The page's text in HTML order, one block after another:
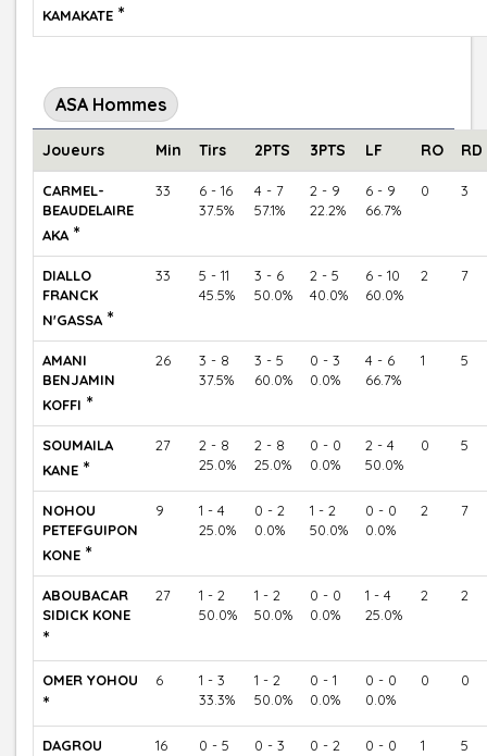
KAMAKATE *
ASA Hommes
Joueurs Min Tirs 2PTS 3PTS LF RO RD
CARMEL-
BEAUDELAIRE
AKA *
33
6 - 16
37.5%
4 - 7
57.1%
2 - 9
22.2%
6 - 9
66.7%
0 3
DIALLO
FRANCK
N'GASSA *
33
5 - 11
45.5%
3 - 6
50.0%
2 - 5
40.0%
6 - 10
60.0%
2 7
AMANI
BENJAMIN
KOFFI *
26
3 - 8
37.5%
3 - 5
60.0%
0 - 3
0.0%
4 - 6
66.7%
1 5
SOUMAILA
KANE *
27
2 - 8
25.0%
2 - 8
25.0%
0 - 0
0.0%
2 - 4
50.0%
0 5
NOHOU
PETEFGUIPON
KONE *
9
1 - 4
25.0%
0 - 2
0.0%
1 - 2
50.0%
0 - 0
0.0%
2 7
ABOUBACAR
SIDICK KONE
*
27
1 - 2
50.0%
1 - 2
50.0%
0 - 0
0.0%
1 - 4
25.0%
2 2
OMER YOHOU
*
6
1 - 3
33.3%
1 - 2
50.0%
0 - 1
0.0%
0 - 0
0.0%
0 0
DAGROU
16
0 - 5
0 - 3
0 - 2
0 - 0
1 5